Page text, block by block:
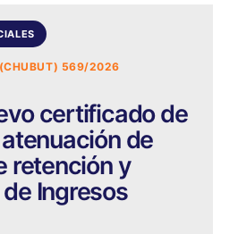
(CHUBUT) 569/2026
certificado de
de
retención y
Ingresos